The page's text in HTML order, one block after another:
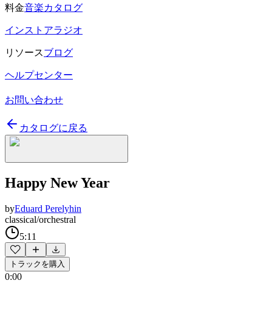
料金音楽カタログ
インストアラジオ
リソースブログ
ヘルプセンター
お問い合わせ
カタログに戻る
Happy New Year
byEduard Perelyhin
classical/orchestral
5:11
トラックを購入
0:00